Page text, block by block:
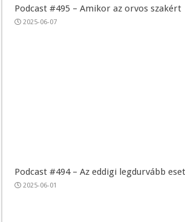
Podcast #495 – Amikor az orvos szakért
2025-06-07
Podcast #494 – Az eddigi legdurvább
2025-06-01